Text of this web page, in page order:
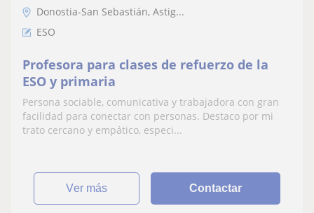
Donostia-San Sebastián, Astig...
ESO
Profesora para clases de refuerzo de la
ESO y primaria
Persona sociable, comunicativa y trabajadora con gran
facilidad para conectar con personas. Destaco por mi
trato cercano y empático, especi...
ver más Contactar